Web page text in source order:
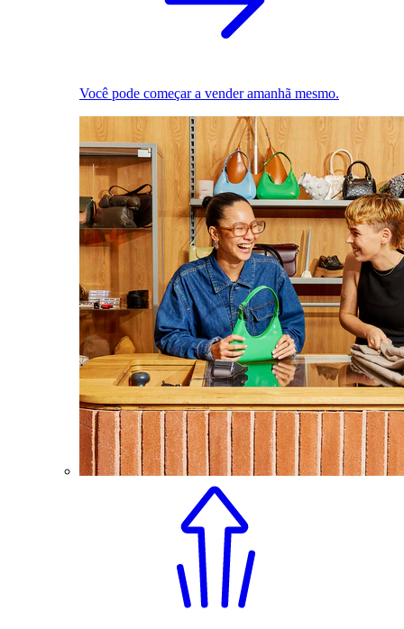
Você pode começar a vender amanhã mesmo.